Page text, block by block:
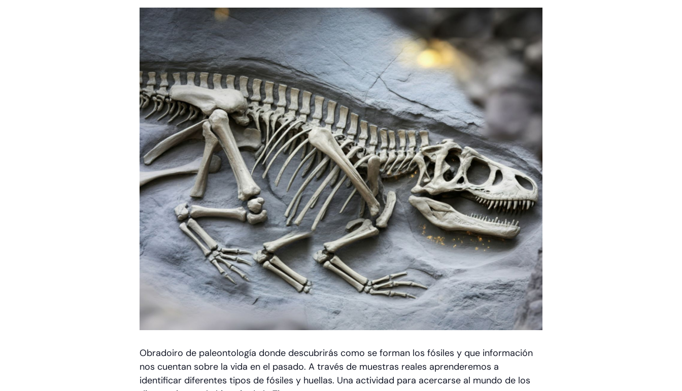
Obradoiro de paleontología donde descubrirás como se forman los fósiles y que información
nos cuentan sobre la vida en el pasado. A través de muestras reales aprenderemos a
identificar diferentes tipos de fósiles y huellas. Una actividad para acercarse al mundo de los